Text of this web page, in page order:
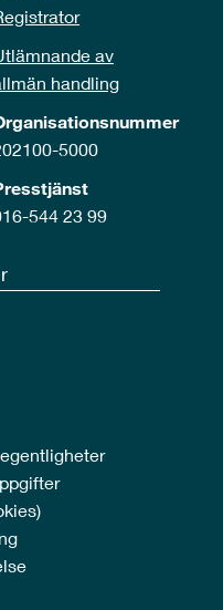
av
handling
5000
544 23 99